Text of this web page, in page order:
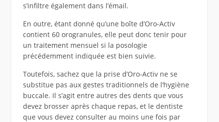
s’infiltre également dans l’émail.
En outre, étant donné qu’une boîte d’Oro-Activ
contient 60 orogranules, elle peut donc tenir pour
un traitement mensuel si la posologie
précédemment indiquée est bien suivie.
Toutefois, sachez que la prise d’Oro-Activ ne se
substitue pas aux gestes traditionnels de l’hygiène
buccale. Il s’agit entre autres des dents que vous
devez brosser après chaque repas, et le dentiste
que vous devez consulter au moins une fois par